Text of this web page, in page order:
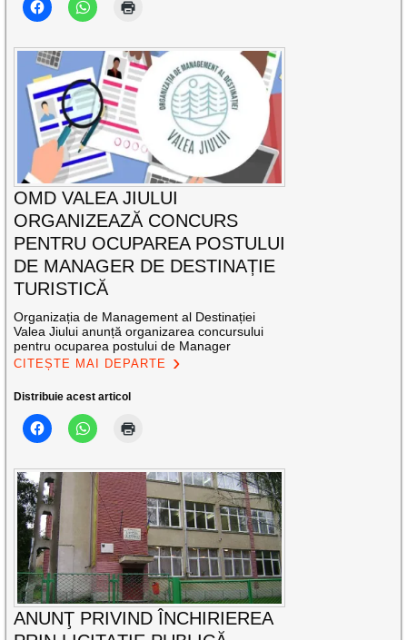
OMD VALEA JIULUI
ORGANIZEAZĂ CONCURS
PENTRU OCUPAREA POSTULUI
DE MANAGER DE DESTINAȚIE
TURISTICĂ
Organizația de Management al Destinației
Valea Jiului anunță organizarea concursului
pentru ocuparea postului de Manager
CITEȘTE MAI DEPARTE
Distribuie acest articol
ANUNŢ PRIVIND ÎNCHIRIEREA